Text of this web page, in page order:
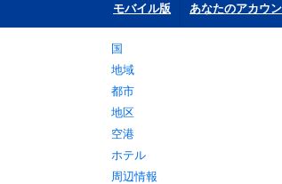
モバイル版 あなたのアカウ
国
地域
都市
地区
空港
ホテル
周辺情報